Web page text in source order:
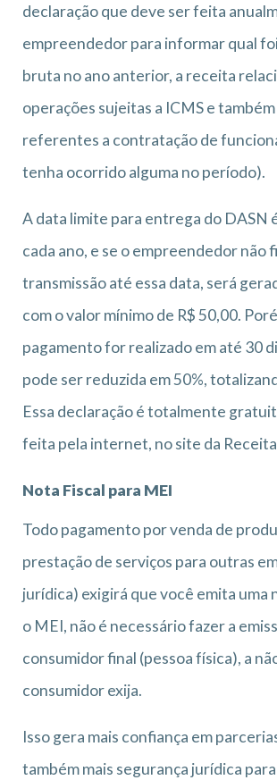
declaração que deve ser feita
empreendedor para informar qual
bruta no ano anterior, a receita
operações sujeitas a ICMS e
referentes a contratação de
tenha ocorrido alguma no período).
A data limite para entrega do DASN
cada ano, e se o empreendedor não
transmissão até essa data, será
com o valor mínimo de R$ 50,00.
pagamento for realizado em até 30
pode ser reduzida em 50%,
Essa declaração é totalmente
feita pela internet, no site da
Nota Fiscal para MEI
Todo pagamento por venda de
prestação de serviços para outras
jurídica) exigirá que você emita uma
o MEI, não é necessário fazer a
consumidor final (pessoa física), a
consumidor exija.
Isso gera mais confiança em
também mais segurança jurídica para